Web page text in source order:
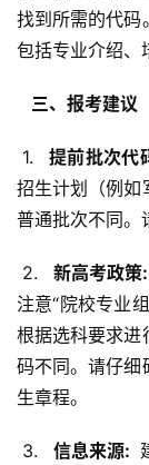
找到所需的代码
包括专业介绍、
  三、报考建议
1.
提前批次代
招生计划（例如
普通批次不同。
2.
  新高考政策:
注意“院校专业
根据选科要求进
码不同。请仔细
生章程。
3.
  信息来源: